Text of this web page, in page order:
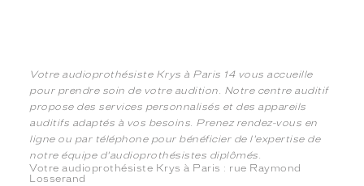
Votre audioprothésiste Krys à Paris 14 vous accueille
pour prendre soin de votre audition. Notre centre auditif
propose des services personnalisés et des appareils
auditifs adaptés à vos besoins. Prenez rendez-vous en
ligne ou par téléphone pour bénéficier de l'expertise de
notre équipe d'audioprothésistes diplômés.
Votre audioprothésiste Krys à Paris : rue Raymond
Losserand